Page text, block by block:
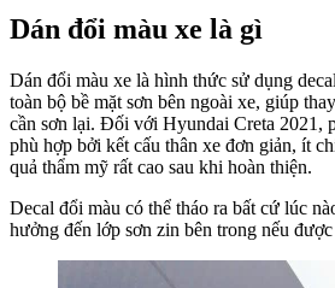
Dán đổi màu xe là gì
Dán đổi màu xe là hình thức sử dụng
toàn bộ bề mặt sơn bên ngoài xe, giúp
cần sơn lại. Đối với Hyundai Creta 2021,
phù hợp bởi kết cấu thân xe đơn giản, ít
quả thẩm mỹ rất cao sau khi hoàn thiện.
Decal đổi màu có thể tháo ra bất cứ lúc
hưởng đến lớp sơn zin bên trong nếu